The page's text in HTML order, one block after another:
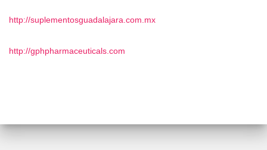
http://suplementosguadalajara.com.mx
http://gphpharmaceuticals.com